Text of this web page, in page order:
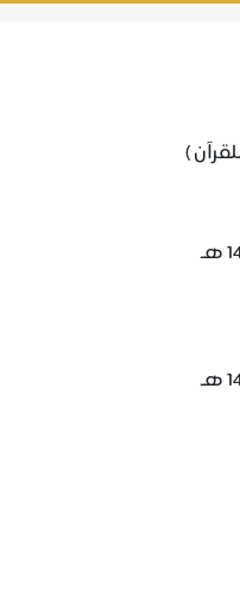
‏)